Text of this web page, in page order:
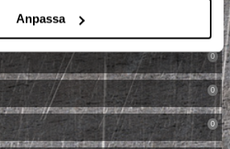
Anpassa
0
0
0